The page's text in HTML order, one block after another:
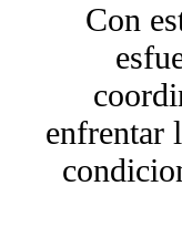
Con
enfrentar